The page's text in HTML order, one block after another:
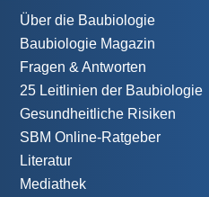
Über die Baubiologie
Baubiologie Magazin
Fragen & Antworten
25 Leitlinien der Baubiologie
Gesundheitliche Risiken
SBM Online-Ratgeber
Literatur
Mediathek